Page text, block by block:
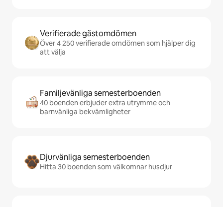
Verifierade gästomdömen
Över 4 250 verifierade omdömen som hjälper dig
att välja
Familjevänliga semesterboenden
40 boenden erbjuder extra utrymme och
barnvänliga bekvämligheter
Djurvänliga semesterboenden
Hitta 30 boenden som välkomnar husdjur